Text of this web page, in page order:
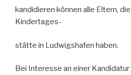
kandidieren können alle Eltern,
Kindertages-
stätte in Ludwigshafen haben.
Bei Interesse an einer